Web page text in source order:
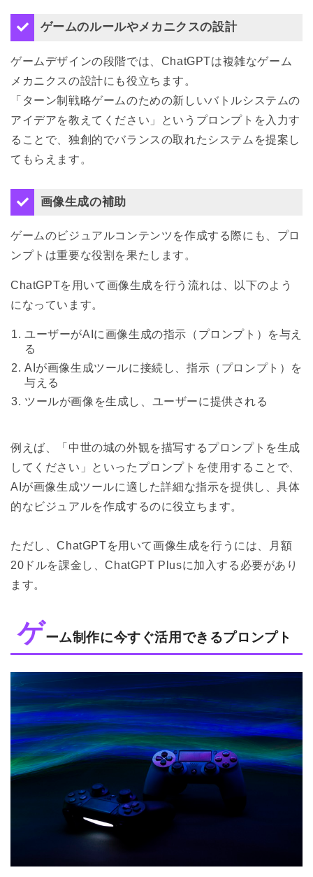
ゲームのルールやメカニクスの設計
ゲームデザインの段階では、ChatGPTは複雑なゲーム
メカニクスの設計にも役立ちます。
「ターン制戦略ゲームのための新しいバトルシステムの
アイデアを教えてください」というプロンプトを入力す
ることで、独創的でバランスの取れたシステムを提案し
てもらえます。
画像生成の補助
ゲームのビジュアルコンテンツを作成する際にも、プロ
ンプトは重要な役割を果たします。
ChatGPTを用いて画像生成を行う流れは、以下のよう
になっています。
ユーザーがAIに画像生成の指示（プロンプト）を与え
る
AIが画像生成ツールに接続し、指示（プロンプト）を
与える
ツールが画像を生成し、ユーザーに提供される
例えば、「中世の城の外観を描写するプロンプトを生成
してください」といったプロンプトを使用することで、
AIが画像生成ツールに適した詳細な指示を提供し、具体
的なビジュアルを作成するのに役立ちます。
ただし、ChatGPTを用いて画像生成を行うには、月額
20ドルを課金し、ChatGPT Plusに加入する必要があり
ます。
ゲーム制作に今すぐ活用できるプロンプト